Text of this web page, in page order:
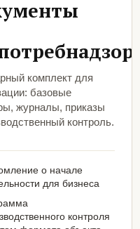
комплект для
базовые
журналы, приказы
контроль.
о начале
для бизнеса
контроля